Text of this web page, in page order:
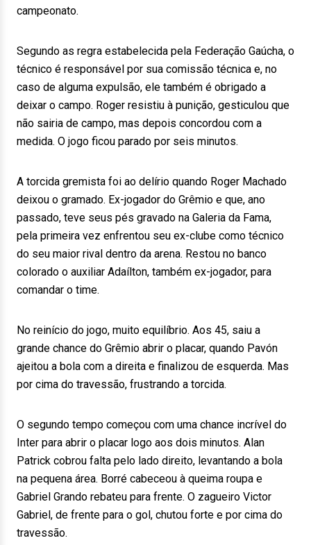
campeonato.
Segundo as regra estabelecida pela Federação Gaúcha, o
técnico é responsável por sua comissão técnica e, no
caso de alguma expulsão, ele também é obrigado a
deixar o campo. Roger resistiu à punição, gesticulou que
não sairia de campo, mas depois concordou com a
medida. O jogo ficou parado por seis minutos.
A torcida gremista foi ao delírio quando Roger Machado
deixou o gramado. Ex-jogador do Grêmio e que, ano
passado, teve seus pés gravado na Galeria da Fama,
pela primeira vez enfrentou seu ex-clube como técnico
do seu maior rival dentro da arena. Restou no banco
colorado o auxiliar Adaílton, também ex-jogador, para
comandar o time.
No reinício do jogo, muito equilíbrio. Aos 45, saiu a
grande chance do Grêmio abrir o placar, quando Pavón
ajeitou a bola com a direita e finalizou de esquerda. Mas
por cima do travessão, frustrando a torcida.
O segundo tempo começou com uma chance incrível do
Inter para abrir o placar logo aos dois minutos. Alan
Patrick cobrou falta pelo lado direito, levantando a bola
na pequena área. Borré cabeceou à queima roupa e
Gabriel Grando rebateu para frente. O zagueiro Victor
Gabriel, de frente para o gol, chutou forte e por cima do
travessão.